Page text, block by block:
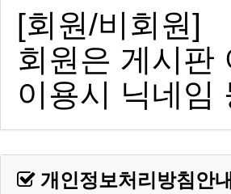
개인정보처리방침안내